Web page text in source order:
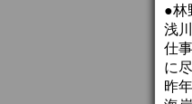
●林
浅
仕
に
昨